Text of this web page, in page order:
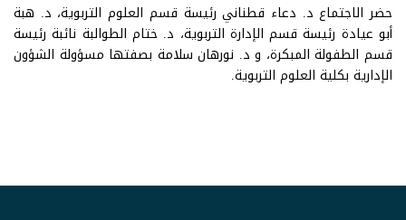
حضر الاجتماع د. دعاء قطناني رئيسة قسم العلوم التربوية، د. هبة
أبو عيادة رئيسة قسم الإدارة التربوية، د. ختام الطوالبة نائبة رئيسة
قسم الطفولة المبكرة، و د. نورهان سلامة بصفتها مسؤولة الشؤون
الإدارية بكلية العلوم التربوية.